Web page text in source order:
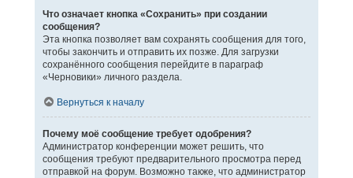
Что означает кнопка «Сохранить» при создании
сообщения?
Эта кнопка позволяет вам сохранять сообщения для того,
чтобы закончить и отправить их позже. Для загрузки
сохранённого сообщения перейдите в параграф
«Черновики» личного раздела.
Вернуться к началу
Почему моё сообщение требует одобрения?
Администратор конференции может решить, что
сообщения требуют предварительного просмотра перед
отправкой на форум. Возможно также, что администратор